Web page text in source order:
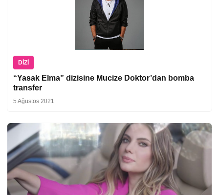
DIZI
“Yasak Elma” dizisine Mucize Doktor’dan bomba
transfer
5 Ağustos 2021